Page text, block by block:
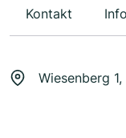
Kontakt Info
Wiesenberg